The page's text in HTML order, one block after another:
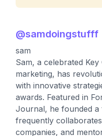
@samdoingstufff
sam
Sam, a celebrated
marketing, has
with innovative
awards. Featured in
Journal, he founded
frequently
companies, and